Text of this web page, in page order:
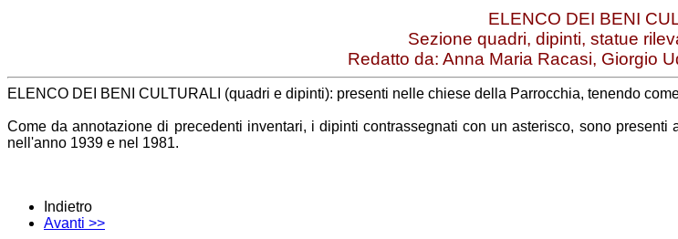
ELENCO DEI BENI
Sezione quadri, dipinti, statue
Redatto da: Anna Maria Racasi, Giorgio
ELENCO DEI BENI CULTURALI (quadri e dipinti): presenti nelle chiese della Parrocchia, tenendo
Come da annotazione di precedenti inventari, i dipinti contrassegnati con un asterisco, sono
nell'anno 1939 e nel 1981.
Indietro
Avanti >>